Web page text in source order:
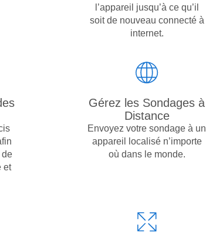
l’appareil jusqu’à ce qu’il
soit de nouveau connecté à
internet.
de
et
Gérez les Sondages à
Distance
Envoyez votre sondage à un
appareil localisé n’importe
où dans le monde.